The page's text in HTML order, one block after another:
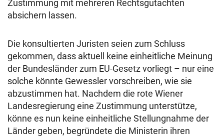
Zustimmung mit mehreren Rechtsgutachten
absichern lassen.
Die konsultierten Juristen seien zum Schluss
gekommen, dass aktuell keine einheitliche Meinung
der Bundesländer zum EU-Gesetz vorliegt – nur eine
solche könnte Gewessler vorschreiben, wie sie
abzustimmen hat. Nachdem die rote Wiener
Landesregierung eine Zustimmung unterstütze,
könne es nun keine einheitliche Stellungnahme der
Länder geben, begründete die Ministerin ihren